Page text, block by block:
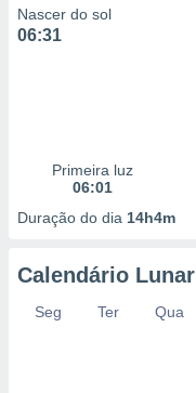
Nascer do sol
06:31
Primeira luz
06:01
Duração do dia 14h4m
Calendário Lunar
Seg Ter Qua